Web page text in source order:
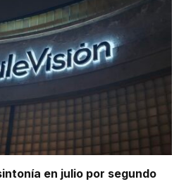
en julio por segundo